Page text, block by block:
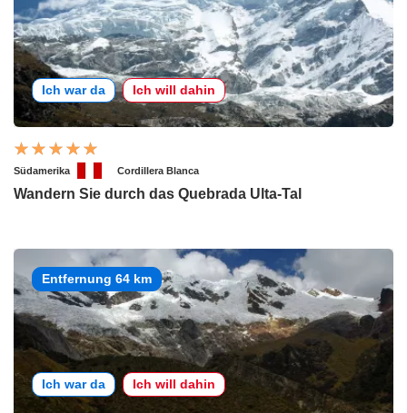
Ich war da Ich will dahin
Südamerika Cordillera Blanca
Wandern Sie durch das Quebrada Ulta-Tal
Entfernung 64 km
Ich war da Ich will dahin